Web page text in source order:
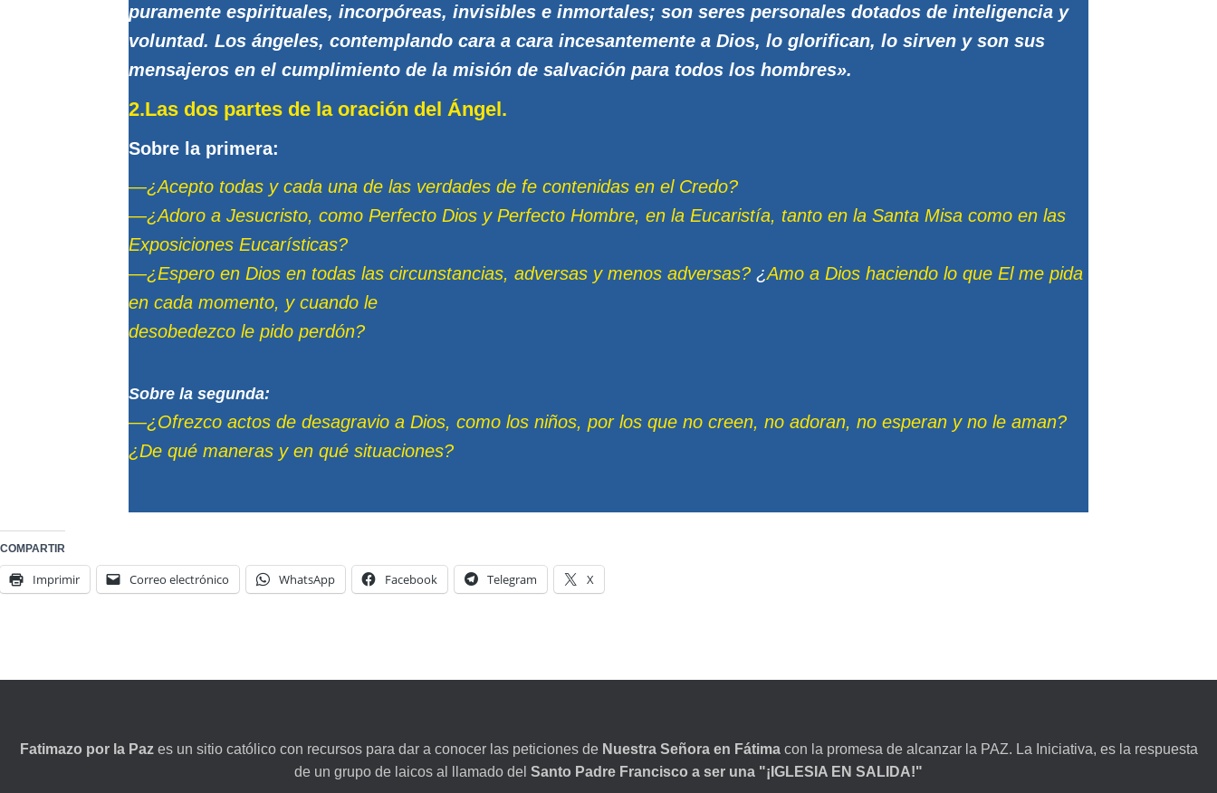
puramente espirituales, incorpóreas, invisibles e inmortales; son seres personales dotados de inteligencia y
voluntad. Los ángeles, contemplando cara a cara incesantemente a Dios, lo glorifican, lo sirven y son sus
mensajeros en el cumplimiento de la misión de salvación para todos los hombres».
2.Las dos partes de la oración del Ángel.
Sobre la primera:
—¿Acepto todas y cada una de las verdades de fe contenidas en el Credo?
—¿Adoro a Jesucristo, como Perfecto Dios y Perfecto Hombre, en la Eucaristía, tanto en la Santa Misa como en las
Exposiciones Eucarísticas?
—¿Espero en Dios en todas las circunstancias, adversas y menos adversas? ¿Amo a Dios haciendo lo que El me pida
en cada momento, y cuando le
desobedezco le pido perdón?
Sobre la segunda:
—¿Ofrezco actos de desagravio a Dios, como los niños, por los que no creen, no adoran, no esperan y no le aman?
¿De qué maneras y en qué situaciones?
COMPARTIR
Imprimir Correo electrónico WhatsApp Facebook Telegram X
Fatimazo por la Pazes un sitio católico con recursos para dar a conocer las peticiones de Nuestra Señora en Fátimacon la promesa de alcanzar la PAZ. La Iniciativa, es la respuesta
de un grupo de laicos al llamado del Santo Padre Francisco a ser una "¡IGLESIA EN SALIDA!"